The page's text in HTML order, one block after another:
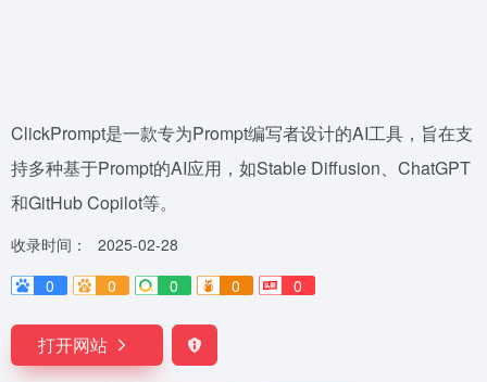
ClickPrompt是一款专为Prompt编写者设计的AI工具，旨在支
持多种基于Prompt的AI应用，如Stable Diffusion、ChatGPT
和GitHub Copilot等。
收录时间：
2025-02-28
0
0 0 0 0
打开网站